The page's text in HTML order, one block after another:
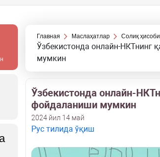
Главная Маслаҳатлар Солиқ ҳисоби
Ўзбекистонда онлайн-НКТнинг
мумкин
Ўзбекистонда онлайн-
фойдаланиши мумкин
2024 йил 14 май
Рус тилида ўқиш